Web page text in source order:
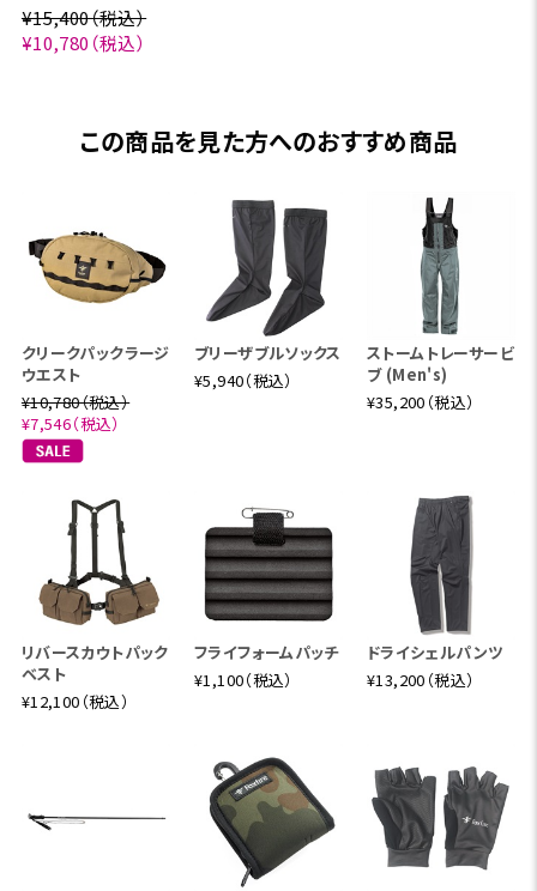
¥15,400（税込）
¥10,780（税込）
この商品を見た方へのおすすめ商品
クリークパックラージ
ウエスト
¥10,780（税込）
¥7,546（税込）
ブリーザブルソックス
¥5,940（税込）
ストームトレーサービ
ブ (Men's)
¥35,200（税込）
リバースカウトパック
ベスト
¥12,100（税込）
フライフォームパッチ
¥1,100（税込）
ドライシェルパンツ
¥13,200（税込）